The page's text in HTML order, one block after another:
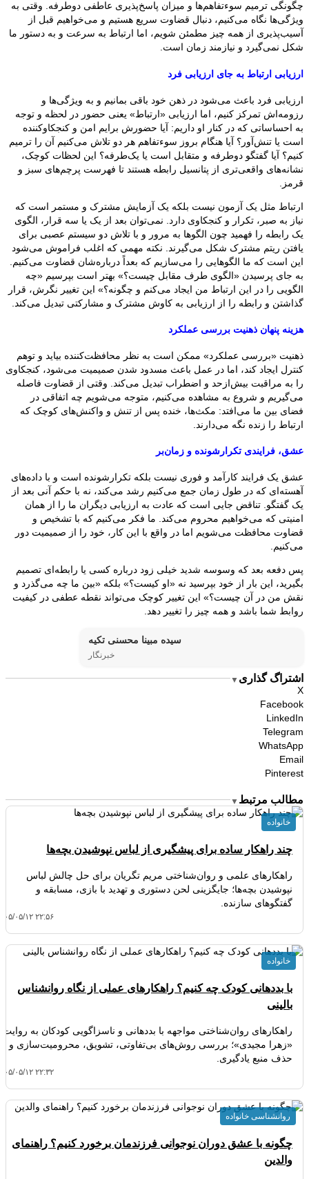
چگونگی ترمیم سوءتفاهم‌ها و میزان پاسخ‌پذیری عاطفی دوطرفه. وقتی به
ویژگی‌ها نگاه می‌کنیم، دنبال قضاوت سریع هستیم و می‌خواهیم قبل از
آسیب‌پذیری از همه چیز مطمئن شویم، اما ارتباط به سرعت و به دستور ما
شکل نمی‌گیرد و نیازمند زمان است.
ارزیابی ارتباط به جای ارزیابی فرد
ارزیابی فرد باعث می‌شود در ذهن خود باقی بمانیم و به ویژگی‌ها و
رزومه‌اش تمرکز کنیم، اما ارزیابی «ارتباط» یعنی حضور در لحظه و توجه
به احساساتی که در کنار او داریم: آیا حضورش برایم امن و کنجکاوکننده
است یا تنش‌آور؟ آیا هنگام بروز سوءتفاهم هر دو تلاش می‌کنیم آن را ترمیم
کنیم؟ آیا گفتگو دوطرفه و متقابل است یا یک‌طرفه؟ این لحظات کوچک،
نشانه‌های واقعی‌تری از پتانسیل رابطه هستند تا فهرست پرچم‌های سبز و
قرمز.
ارتباط مثل یک آزمون نیست بلکه یک آزمایش مشترک و مستمر است که
نیاز به صبر، تکرار و کنجکاوی دارد. نمی‌توان بعد از یک یا سه قرار، الگوی
یک رابطه را فهمید چون الگوها به مرور و با تلاش دو سیستم عصبی برای
یافتن ریتم مشترک شکل می‌گیرند. نکته مهمی که اغلب فراموش می‌شود
این است که ما الگوهایی را می‌سازیم که بعداً درباره‌شان قضاوت می‌کنیم.
به جای پرسیدن «الگوی طرف مقابل چیست؟» بهتر است بپرسیم «چه
الگویی را در این ارتباط من ایجاد می‌کنم و چگونه؟» این تغییر نگرش، قرار
گذاشتن و رابطه را از ارزیابی به کاوش مشترک و مشارکتی تبدیل می‌کند.
هزینه پنهان ذهنیت بررسی عملکرد
ذهنیت «بررسی عملکرد» ممکن است به نظر محافظت‌کننده بیاید و توهم
کنترل ایجاد کند، اما در عمل باعث مسدود شدن صمیمیت می‌شود، کنجکاوی
را به مراقبت بیش‌ازحد و اضطراب تبدیل می‌کند. وقتی از قضاوت فاصله
می‌گیریم و شروع به مشاهده می‌کنیم، متوجه می‌شویم چه اتفاقی در
فضای بین ما می‌افتد: مکث‌ها، خنده پس از تنش و واکنش‌های کوچک که
ارتباط را زنده نگه می‌دارند.
عشق، فرایندی تکرارشونده و زمان‌بر
عشق یک فرایند کارآمد و فوری نیست بلکه تکرارشونده است و با داده‌های
آهسته‌ای که در طول زمان جمع می‌کنیم رشد می‌کند، نه با حکم آنی بعد از
یک گفتگو. تناقض جایی است که عادت به ارزیابی دیگران ما را از همان
امنیتی که می‌خواهیم محروم می‌کند. ما فکر می‌کنیم که با تشخیص و
قضاوت محافظت می‌شویم اما در واقع با این کار، خود را از صمیمیت دور
می‌کنیم.
پس دفعه بعد که وسوسه شدید خیلی زود درباره کسی یا رابطه‌ای تصمیم
بگیرید، این بار از خود بپرسید نه «او کیست؟» بلکه «بین ما چه می‌گذرد و
نقش من در آن چیست؟» این تغییر کوچک می‌تواند نقطه عطفی در کیفیت
روابط شما باشد و همه چیز را تغییر دهد.
سیده مبینا محسنی تکیه
خبرنگار
اشتراگ گذاری ▼
X
Facebook
LinkedIn
Telegram
WhatsApp
Email
Pinterest
مطالب مرتبط ▼
چند راهکار ساده برای پیشگیری از لباس نپوشیدن بچه‌ها
راهکارهای علمی و روان‌شناختی مریم تگریان برای حل چالش لباس
نپوشیدن بچه‌ها؛ جایگزینی لحن دستوری و تهدید با بازی، مسابقه و
گفتگوهای سازنده.
۱۴۰۵/۰۵/۱۲
خانواده
با بددهانی کودک چه کنیم؟ راهکارهای عملی از نگاه روانشناس
بالینی
راهکارهای روان‌شناختی مواجهه با بددهانی و ناسزاگویی کودکان به روایت
«زهرا مجیدی»؛ بررسی روش‌های بی‌تفاوتی، تشویق، محرومیت‌سازی و
حذف منبع یادگیری.
۱۴۰۵/۰۵/۱۲
خانواده
چگونه با عشق دوران نوجوانی فرزندمان برخورد کنیم؟ راهنمای
والدین
روانشناسی خانواده